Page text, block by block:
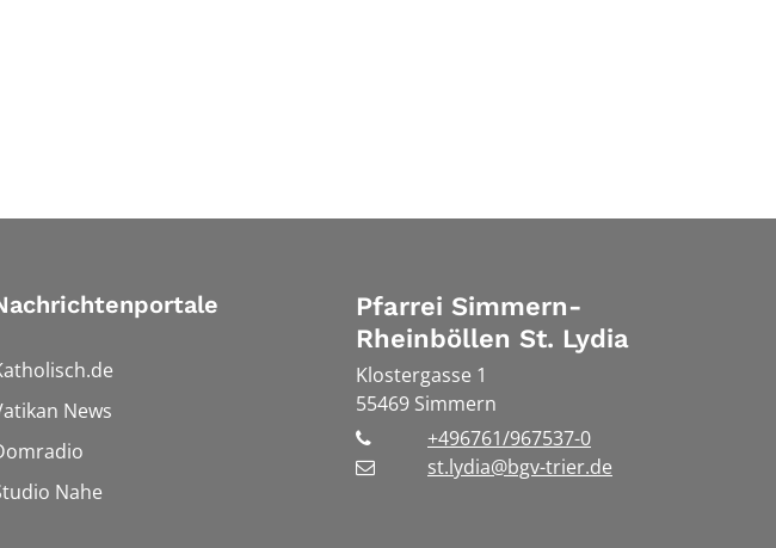
News
Nahe
Pfarrei Simmern-
Rheinböllen St. Lydia
Klostergasse 1
55469 Simmern
+496761/967537-0
st.lydia@bgv-trier.de